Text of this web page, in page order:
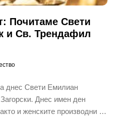
Почитаме Свети
и Св. Трендафил
днес Свети Емилиан
Днес имен ден
и женските производни …